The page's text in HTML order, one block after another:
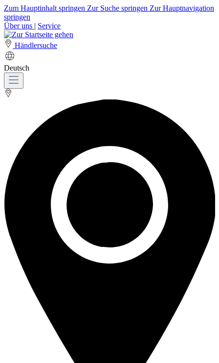
Zum Hauptinhalt springen Zur Suche springen Zur Hauptnavigation
springen
Über uns | Service
Händlersuche
Deutsch